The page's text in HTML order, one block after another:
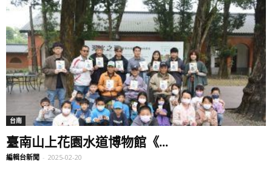
台南
臺南山上花園水道博物館《...
編輯台新聞 - 2025-02-20